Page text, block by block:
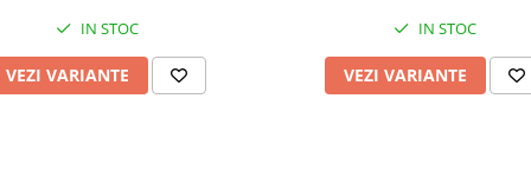
IN STOC
VEZI VARIANTE
IN STOC
VEZI VARIANTE